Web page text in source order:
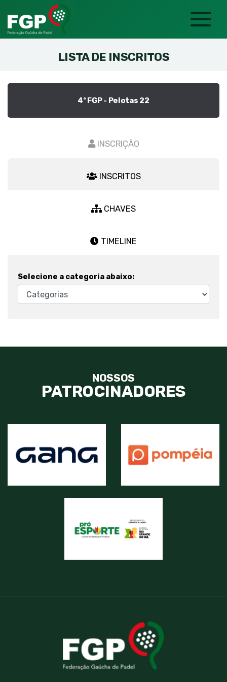
LISTA DE INSCRITOS
4ª FGP - Pelotas 22
INSCRIÇÃO
INSCRITOS
CHAVES
TIMELINE
Selecione a categoria abaixo:
NOSSOS
PATROCINADORES